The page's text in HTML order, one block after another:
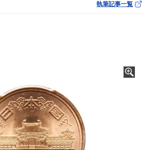
執筆記事一覧